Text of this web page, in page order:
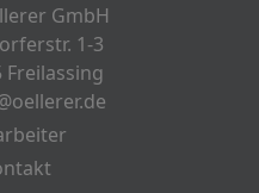
GmbH
1-3
Freilassing